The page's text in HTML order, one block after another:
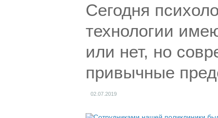
Сегодня
технологии
или нет, но
привычные
02.07.2019